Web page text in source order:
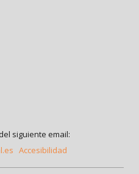
siguiente email:
Accesibilidad